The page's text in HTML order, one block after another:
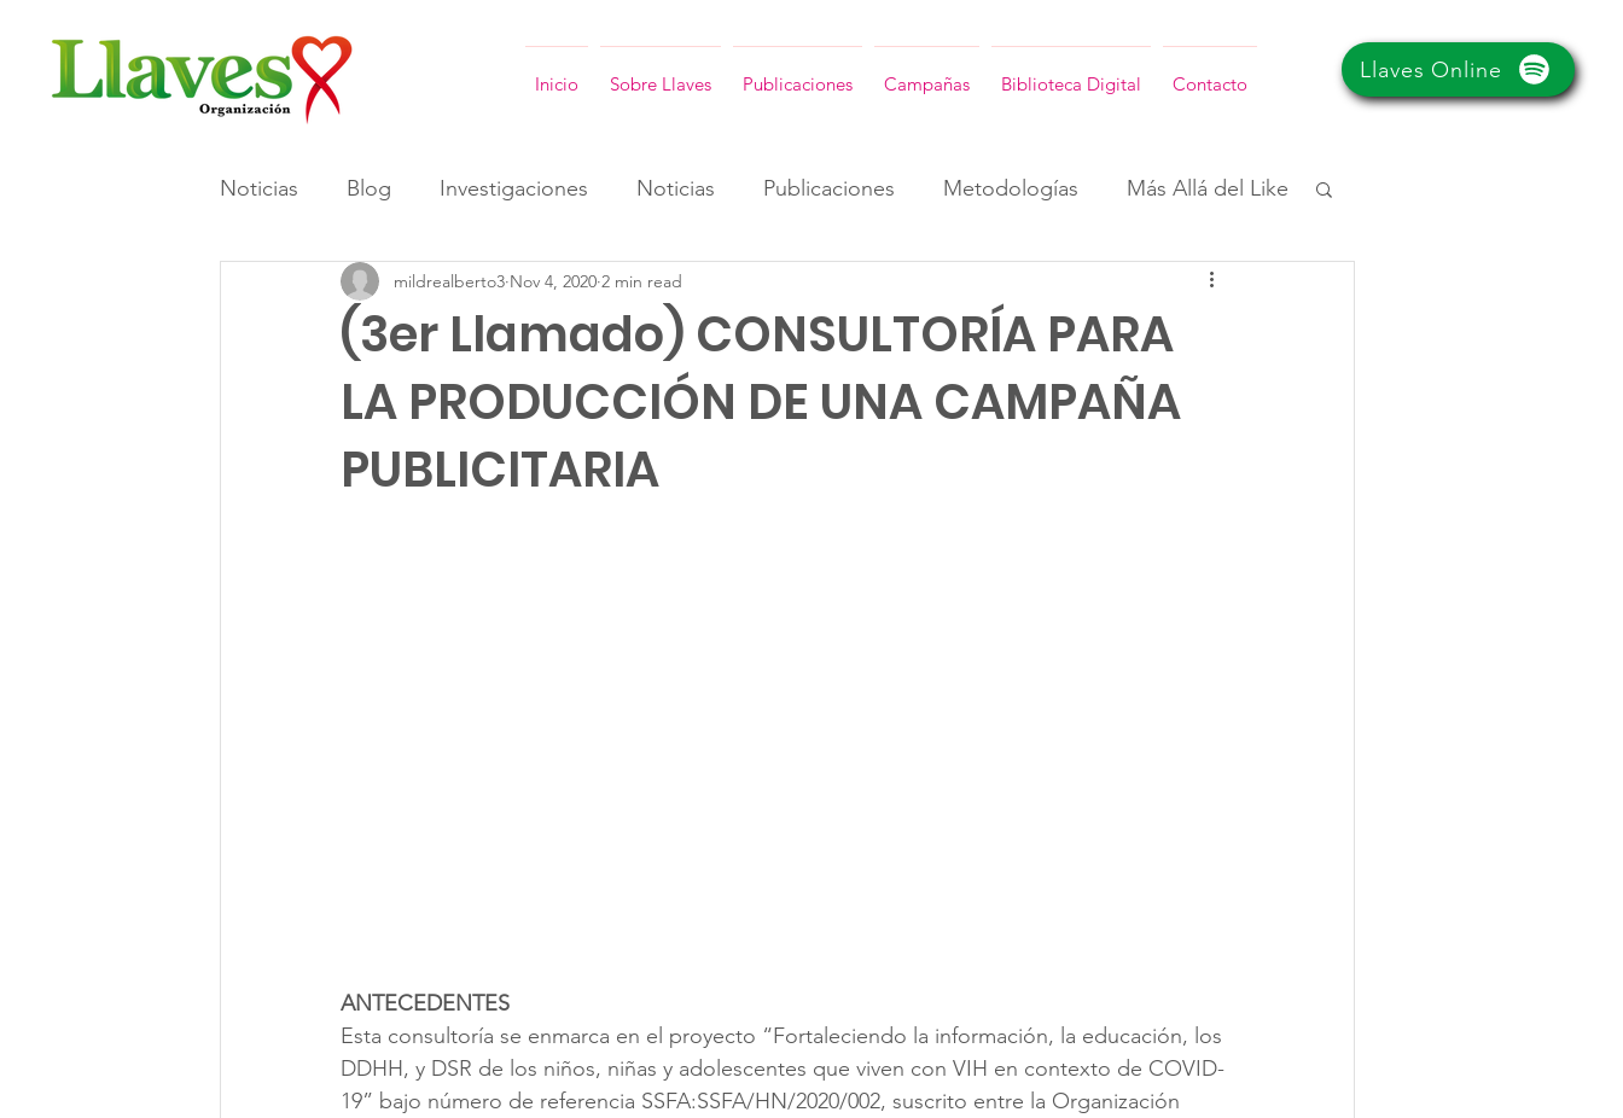
Inicio Sobre Llaves Publicaciones Campañas Biblioteca Digital Contacto
Llaves Online
Noticias Blog Investigaciones Noticias Publicaciones Metodologías Más Allá del Like
#GeneracionesInformadas ENG Consultorias ENG
(3er Llamado) CONSULTORÍA PARA
LA PRODUCCIÓN DE UNA CAMPAÑA
PUBLICITARIA
mildrealberto3 Nov 4, 2020 2 min read
ANTECEDENTES
Esta consultoría se enmarca en el proyecto “Fortaleciendo la información, la educación, los
DDHH, y DSR de los niños, niñas y adolescentes que viven con VIH en contexto de COVID-
19” bajo número de referencia SSFA:SSFA/HN/2020/002, suscrito entre la Organización